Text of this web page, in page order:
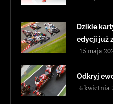
Dzikie
edycji już
15 maja
Odkryj
6 kwietnia